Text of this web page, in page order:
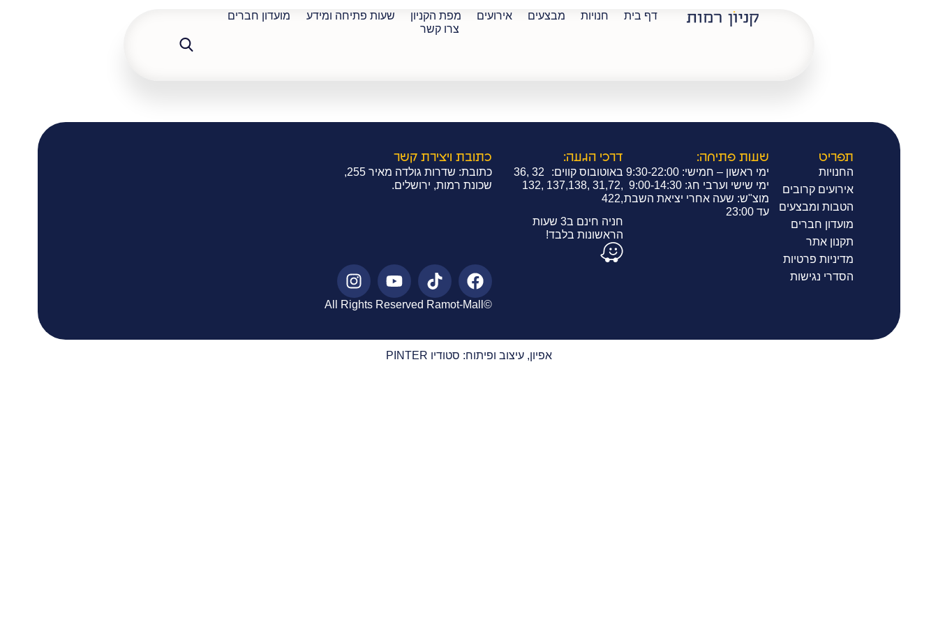
דף בית חנויות מבצעים אירועים מפת הקניון שעות פתיחה ומידע
מועדון חברים
צרו קשר
תפריט
החנויות
אירועים קרובים
הטבות ומבצעים
מועדון חברים
תקנון אתר
מדיניות פרטיות
הסדרי נגישות
שעות פתיחה:
ימי ראשון – חמישי: 9:30-22:00
ימי שישי וערבי חג: 9:00-14:30
מוצ"ש: שעה אחרי יציאת השבת
עד 23:00
דרכי הגעה:
באוטובוס קווים: 32 ,36
,31,72 ,137,138 ,132
,422
חניה חינם ב3 שעות
הראשונות בלבד!
כתובת ויצירת קשר
כתובת: שדרות גולדה מאיר 255,
שכונת רמות, ירושלים.
©All Rights Reserved Ramot-Mall
אפיון, עיצוב ופיתוח: סטודיו PINTER